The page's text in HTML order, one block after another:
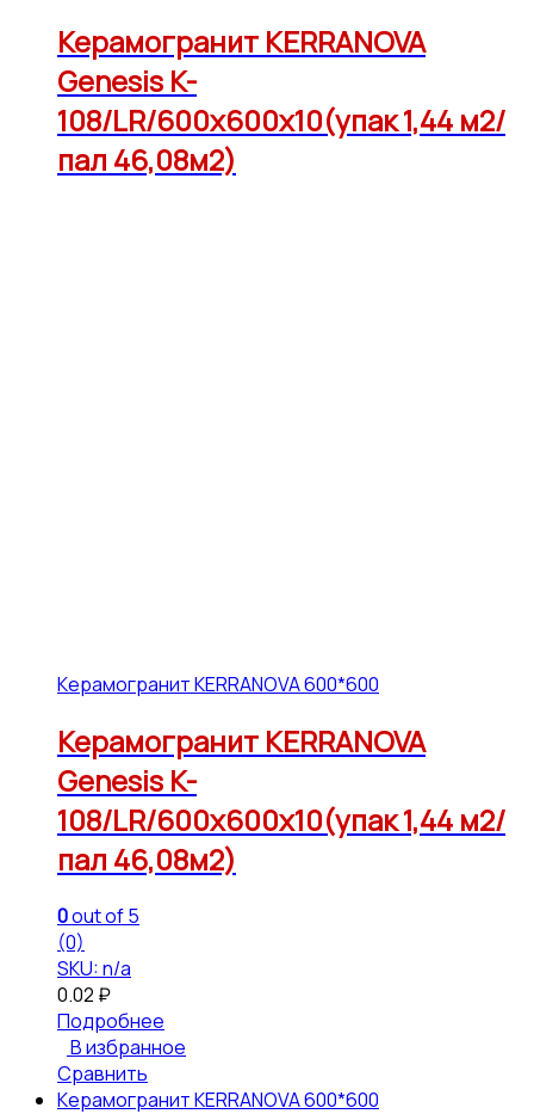
Керамогранит KERRANOVA
Genesis K-
108/LR/600x600x10(упак 1,44 м2/
пал 46,08м2)
Керамогранит KERRANOVA 600*600
Керамогранит KERRANOVA
Genesis K-
108/LR/600x600x10(упак 1,44 м2/
пал 46,08м2)
0out of 5
(0)
SKU: n/a
0.02 ₽
Подробнее
В избранное
Сравнить
Керамогранит KERRANOVA 600*600